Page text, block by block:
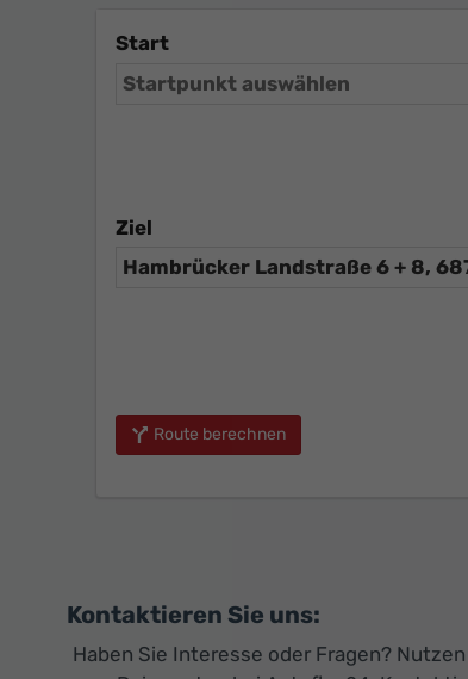
Start
Ziel
Route berechnen
Kontaktieren Sie uns:
Haben Sie Interesse oder Fragen?